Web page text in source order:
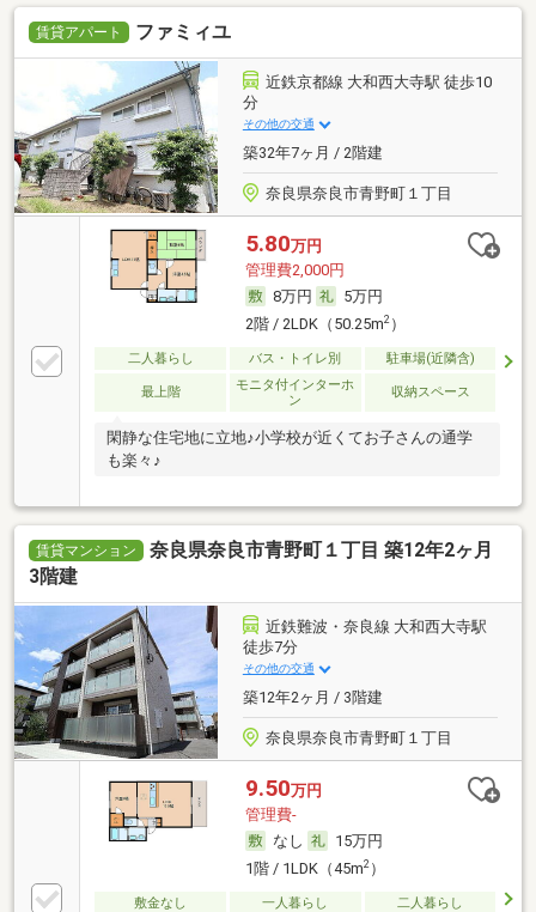
賃貸アパート ファミィユ
近鉄京都線 大和西大寺駅 徒歩10
分
その他の交通
築32年7ヶ月 / 2階建
奈良県奈良市青野町１丁目
5.80万円
管理費2,000円
8万円
5万円
2階 / 2LDK（50.25m2）
二人暮らし バス・トイレ別 駐車場(近隣含)
最上階
モニタ付インターホ
ン
収納スペース
閑静な住宅地に立地♪小学校が近くてお子さんの通学
も楽々♪
賃貸マンション
奈良県奈良市青野町１丁目 築12年2ヶ月
3階建
近鉄難波・奈良線 大和西大寺駅
徒歩7分
その他の交通
築12年2ヶ月 / 3階建
奈良県奈良市青野町１丁目
9.50万円
管理費-
なし
15万円
1階 / 1LDK（45m2）
敷金なし 一人暮らし
二人暮らし